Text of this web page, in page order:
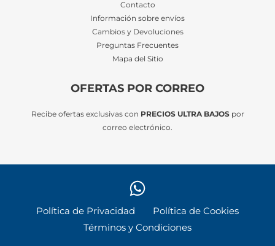
Contacto
Información sobre envíos
Cambios y Devoluciones
Preguntas Frecuentes
Mapa del Sitio
OFERTAS POR CORREO
Recibe ofertas exclusivas con PRECIOS ULTRA BAJOSpor
correo electrónico.
Política de Privacidad
Política de Cookies
Términos y Condiciones